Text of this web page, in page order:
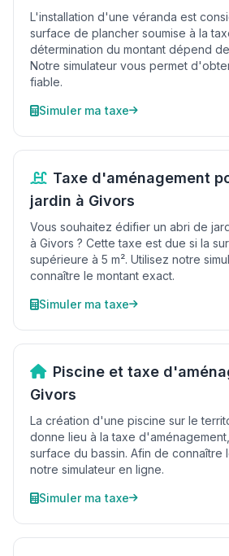
L'installation d'une véranda est
surface de plancher soumise à la
détermination du montant dépend
Notre simulateur vous permet
fiable.
Simuler ma taxe
Taxe d'aménagement
jardin à Givors
Vous souhaitez édifier un abri de
à Givors ? Cette taxe est due si la
supérieure à 5 m². Utilisez notre
connaître le montant exact.
Simuler ma taxe
Piscine et taxe
Givors
La création d'une piscine sur le
donne lieu à la taxe
surface du bassin. Afin de connaître
notre simulateur en ligne.
Simuler ma taxe